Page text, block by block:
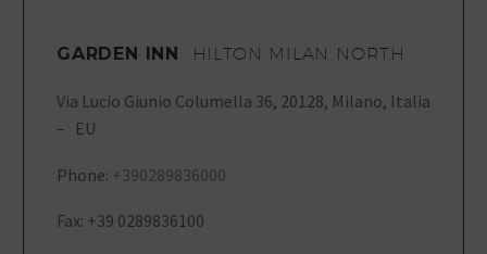
GARDEN INN HILTON MILAN NORTH
Via Lucio Giunio Columella 36, 20128, Milano, Italia
– EU
Phone: +390289836000
Fax: +39 0289836100